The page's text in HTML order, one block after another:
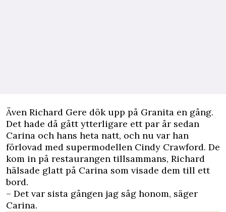
Även Richard Gere dök upp på Granita en gång.
Det hade då gått ytterligare ett par år sedan
Carina och hans heta natt, och nu var han
förlovad med supermodellen Cindy Crawford. De
kom in på restaurangen tillsammans, Richard
hälsade glatt på Carina som visade dem till ett
bord.
– Det var sista gången jag såg honom, säger
Carina.